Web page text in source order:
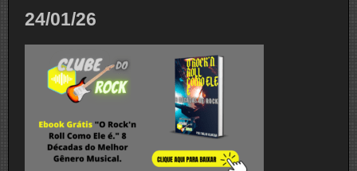
24/01/26